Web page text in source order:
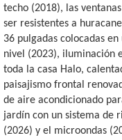
techo (2018), las
ser resistentes a
36 pulgadas colocadas
nivel (2023), iluminación
toda la casa Halo,
paisajismo frontal
de aire acondicionado
jardín con un sistema de
(2026) y el microondas